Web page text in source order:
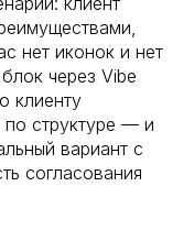
нет иконок и нет
через Vibe
клиенту
структуре — и
вариант с
согласования